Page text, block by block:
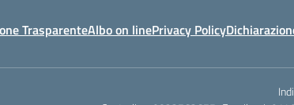
TrasparenteAlbo on linePrivacy Policy